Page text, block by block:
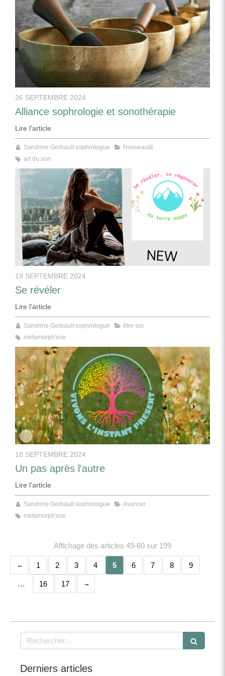
26 SEPTEMBRE 2024
Alliance sophrologie et sonothérapie
Lire l'article
Sandrine Gerbault sophrologue
Nouveauté
art du son
19 SEPTEMBRE 2024
Se révéler
Lire l'article
Sandrine Gerbault sophrologue
être-soi
métamorph'ose
18 SEPTEMBRE 2024
Un pas après l'autre
Lire l'article
Sandrine Gerbault sophrologue
Avancer
métamorph'ose
Affichage des articles 49-60 sur 199
1 2 3 4 5 6 7 8 9
… 16 17
Rechercher
Derniers articles